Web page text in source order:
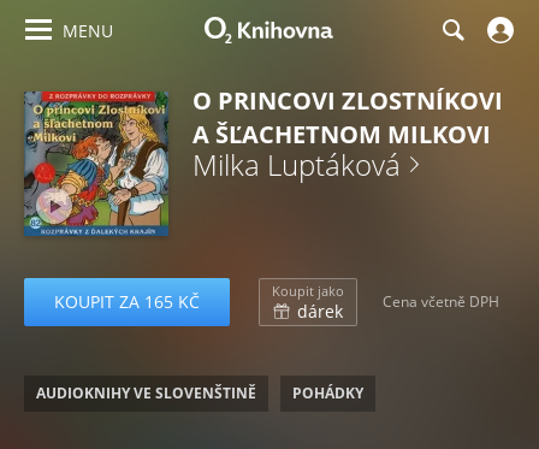
MENU
O PRINCOVI ZLOSTNÍKOVI
A ŠĽACHETNOM MILKOVI
Milka Luptáková
KOUPIT ZA 165 KČ Koupit jako
dárek Cena včetně DPH
AUDIOKNIHY VE SLOVENŠTINĚ POHÁDKY